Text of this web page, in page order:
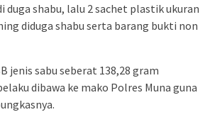
duga shabu, lalu 2 sachet plastik ukuran
diduga shabu serta barang bukti non
jenis sabu seberat 138,28 gram
dibawa ke mako Polres Muna guna